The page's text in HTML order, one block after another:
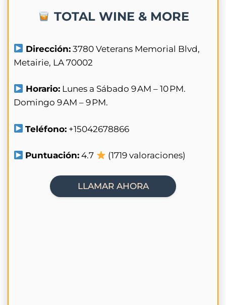
TOTAL WINE & MORE
Dirección: 3780 Veterans Memorial Blvd,
Metairie, LA 70002
Horario: Lunes a Sábado 9 AM – 10 PM.
Domingo 9 AM – 9 PM.
Teléfono: +15042678866
Puntuación: 4.7 (1719 valoraciones)
LLAMAR AHORA